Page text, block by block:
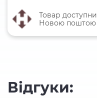
Товар
Новою поштою
Відгуки: